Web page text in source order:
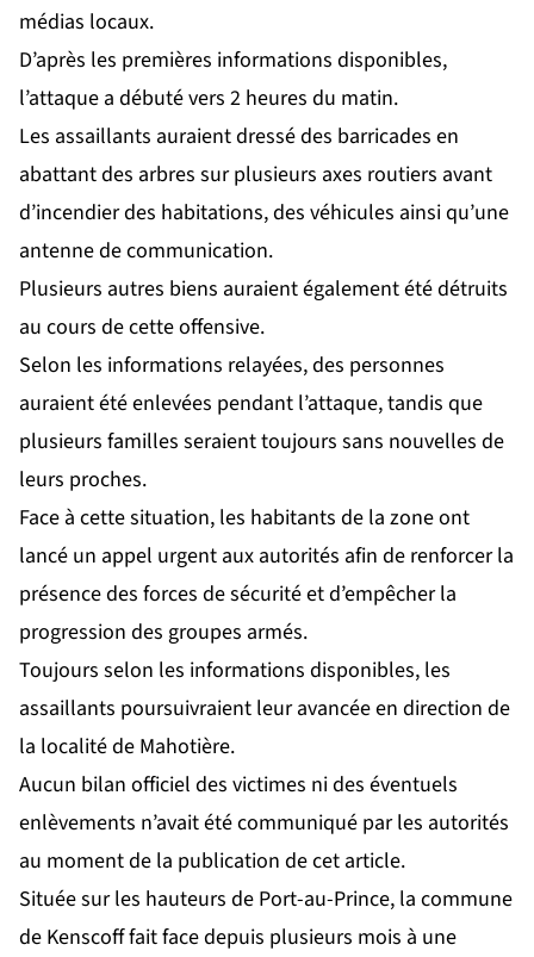
médias locaux.
D’après les premières informations disponibles,
l’attaque a débuté vers 2 heures du matin.
Les assaillants auraient dressé des barricades en
abattant des arbres sur plusieurs axes routiers avant
d’incendier des habitations, des véhicules ainsi qu’une
antenne de communication.
Plusieurs autres biens auraient également été détruits
au cours de cette offensive.
Selon les informations relayées, des personnes
auraient été enlevées pendant l’attaque, tandis que
plusieurs familles seraient toujours sans nouvelles de
leurs proches.
Face à cette situation, les habitants de la zone ont
lancé un appel urgent aux autorités afin de renforcer la
présence des forces de sécurité et d’empêcher la
progression des groupes armés.
Toujours selon les informations disponibles, les
assaillants poursuivraient leur avancée en direction de
la localité de Mahotière.
Aucun bilan officiel des victimes ni des éventuels
enlèvements n’avait été communiqué par les autorités
au moment de la publication de cet article.
Située sur les hauteurs de Port-au-Prince, la commune
de Kenscoff fait face depuis plusieurs mois à une